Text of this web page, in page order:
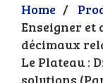
Home /
Enseigner et
décimaux
Le Plateau :
solutions